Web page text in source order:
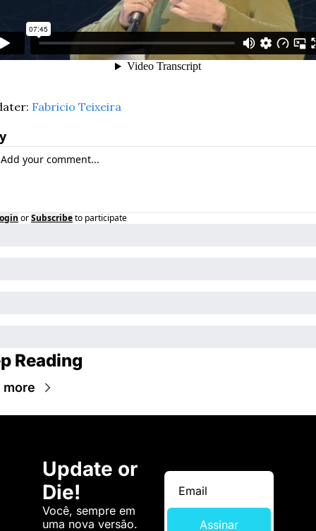
Fabricio Teixeira
orSubscribeto participate
Reading
Update or
Die!
Você, sempre em
uma nova versão.
Assinar